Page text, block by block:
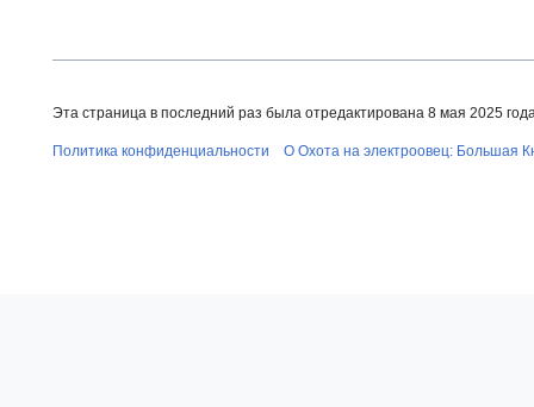
Эта страница в последний раз была отредактирована 8 мая 2025
Политика конфиденциальности О Охота на электроовец: Большая